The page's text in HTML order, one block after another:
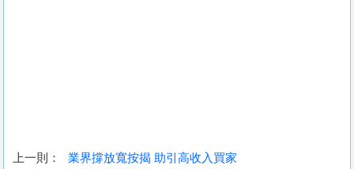
上一則： 業界撐放寬按揭 助引高收入買家